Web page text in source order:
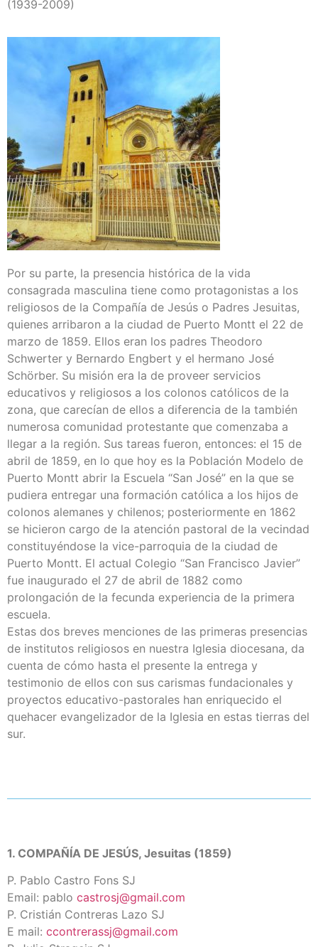
(1939-2009)
Por su parte, la presencia histórica de la vida
consagrada masculina tiene como protagonistas a los
religiosos de la Compañía de Jesús o Padres Jesuitas,
quienes arribaron a la ciudad de Puerto Montt el 22 de
marzo de 1859. Ellos eran los padres Theodoro
Schwerter y Bernardo Engbert y el hermano José
Schörber. Su misión era la de proveer servicios
educativos y religiosos a los colonos católicos de la
zona, que carecían de ellos a diferencia de la también
numerosa comunidad protestante que comenzaba a
llegar a la región. Sus tareas fueron, entonces: el 15 de
abril de 1859, en lo que hoy es la Población Modelo de
Puerto Montt abrir la Escuela “San José” en la que se
pudiera entregar una formación católica a los hijos de
colonos alemanes y chilenos; posteriormente en 1862
se hicieron cargo de la atención pastoral de la vecindad
constituyéndose la vice-parroquia de la ciudad de
Puerto Montt. El actual Colegio “San Francisco Javier”
fue inaugurado el 27 de abril de 1882 como
prolongación de la fecunda experiencia de la primera
escuela.
Estas dos breves menciones de las primeras presencias
de institutos religiosos en nuestra Iglesia diocesana, da
cuenta de cómo hasta el presente la entrega y
testimonio de ellos con sus carismas fundacionales y
proyectos educativo-pastorales han enriquecido el
quehacer evangelizador de la Iglesia en estas tierras del
sur.
1. COMPAÑÍA DE JESÚS, Jesuitas (1859)
P. Pablo Castro Fons SJ
Email: pablo castrosj@gmail.com
P. Cristián Contreras Lazo SJ
E mail: ccontrerassj@gmail.com